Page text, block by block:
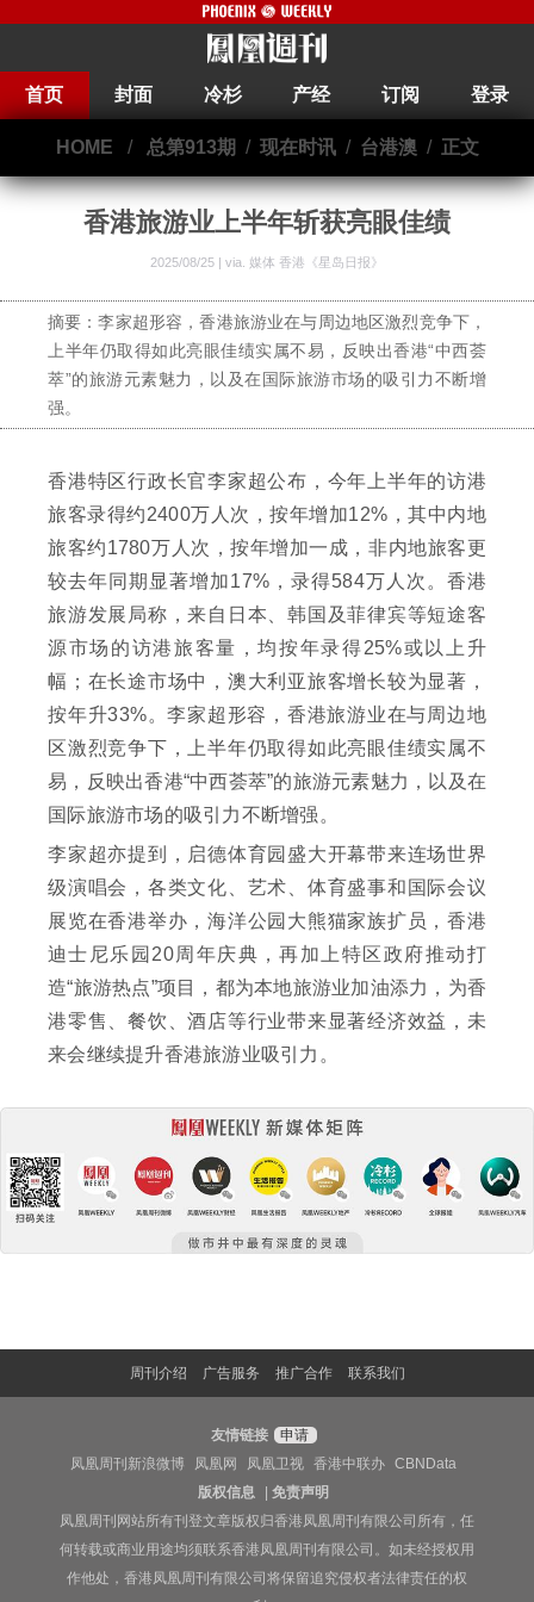
首页 封面 冷杉 产经 订阅 登录
HOME / 总第913期 / 现在时讯/ 台港澳/ 正文
香港旅游业上半年斩获亮眼佳绩
2025/08/25 | via. 媒体 香港《星岛日报》
摘要：李家超形容，香港旅游业在与周边地区激烈竞争下，
上半年仍取得如此亮眼佳绩实属不易，反映出香港“中西荟
萃”的旅游元素魅力，以及在国际旅游市场的吸引力不断增
强。
香港特区行政长官李家超公布，今年上半年的访港
旅客录得约2400万人次，按年增加12%，其中内地
旅客约1780万人次，按年增加一成，非内地旅客更
较去年同期显著增加17%，录得584万人次。香港
旅游发展局称，来自日本、韩国及菲律宾等短途客
源市场的访港旅客量，均按年录得25%或以上升
幅；在长途市场中，澳大利亚旅客增长较为显著，
按年升33%。李家超形容，香港旅游业在与周边地
区激烈竞争下，上半年仍取得如此亮眼佳绩实属不
易，反映出香港“中西荟萃”的旅游元素魅力，以及在
国际旅游市场的吸引力不断增强。
李家超亦提到，启德体育园盛大开幕带来连场世界
级演唱会，各类文化、艺术、体育盛事和国际会议
展览在香港举办，海洋公园大熊猫家族扩员，香港
迪士尼乐园20周年庆典，再加上特区政府推动打
造“旅游热点”项目，都为本地旅游业加油添力，为香
港零售、餐饮、酒店等行业带来显著经济效益，未
来会继续提升香港旅游业吸引力。
周刊介绍 广告服务 推广合作 联系我们
友情链接
申请
凤凰周刊新浪微博
凤凰网 凤凰卫视 香港中联办
CBNData
版权信息
|免责声明
凤凰周刊网站所有刊登文章版权归香港凤凰周刊有限公司所有，任
何转载或商业用途均须联系香港凤凰周刊有限公司。如未经授权用
作他处，香港凤凰周刊有限公司将保留追究侵权者法律责任的权